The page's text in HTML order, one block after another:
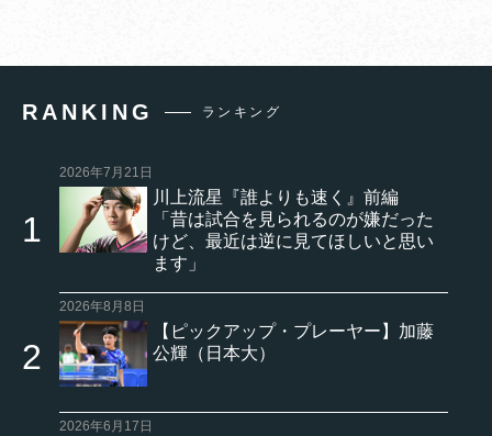
RANKING ランキング
2026年7月21日
川上流星『誰よりも速く』前編
「昔は試合を見られるのが嫌だった
けど、最近は逆に見てほしいと思い
ます」
2026年8月8日
【ピックアップ・プレーヤー】加藤
公輝（日本大）
2026年6月17日